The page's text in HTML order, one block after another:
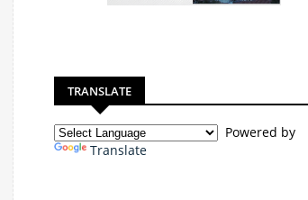
TRANSLATE
Powered by
Translate